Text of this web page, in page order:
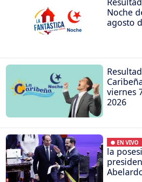
Noche
agosto
viernes
2026
● EN VIVO
la